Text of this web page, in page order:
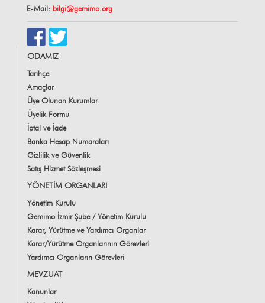
E-Mail: bilgi@gemimo.org
ODAMIZ
Tarihçe
Amaçlar
Üye Olunan Kurumlar
Üyelik Formu
İptal ve İade
Banka Hesap Numaraları
Gizlilik ve Güvenlik
Satış Hizmet Sözleşmesi
YÖNETİM ORGANLARI
Yönetim Kurulu
Gemimo İzmir Şube / Yönetim Kurulu
Karar, Yürütme ve Yardımcı Organlar
Karar/Yürütme Organlarının Görevleri
Yardımcı Organların Görevleri
MEVZUAT
Kanunlar